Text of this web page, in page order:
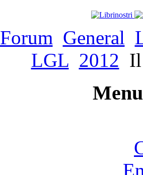
Forum General
LGL 2012